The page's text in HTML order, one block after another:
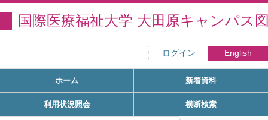
国際医療福祉大学 大田原キャンパス
ログイン English
ホーム 新着資料
利用状況照会 横断検索